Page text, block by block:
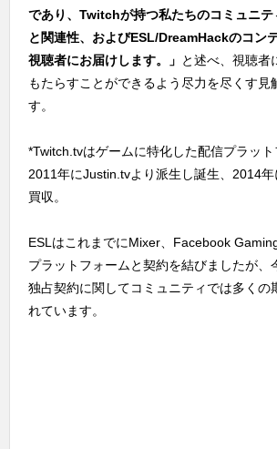
であり、Twitchが持つ私たちのコミュニテ
と関連性、およびESL/DreamHackのコン
視聴者にお届けします。」 と述べ、視聴者
もたらすことができるよう尽力を尽くす見
す。
*Twitch.tvはゲームに特化した配信プラッ
2011年にJustin.tvより派生し誕生、2014年
買収。
ESLはこれまでにMixer、Facebook
プラットフォームと契約を結びましたが、
独占契約に関してコミュニティでは多くの
れています。